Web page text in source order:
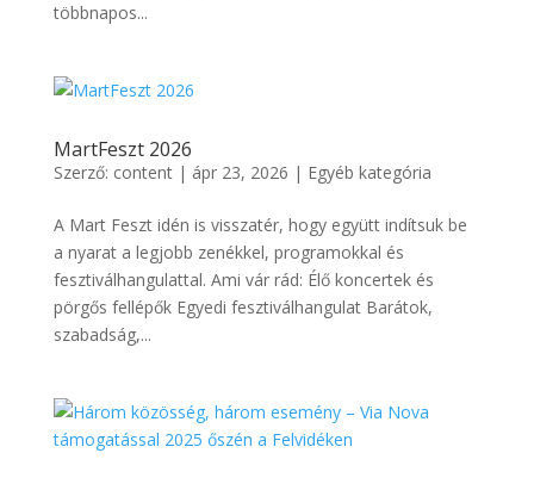
többnapos...
MartFeszt 2026
Szerző: content| ápr 23, 2026 | Egyéb kategória
A Mart Feszt idén is visszatér, hogy együtt indítsuk be
a nyarat a legjobb zenékkel, programokkal és
fesztiválhangulattal. Ami vár rád: Élő koncertek és
pörgős fellépők Egyedi fesztiválhangulat Barátok,
szabadság,...